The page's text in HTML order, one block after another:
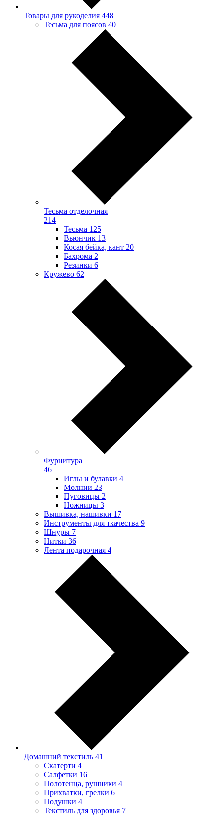
Товары для рукоделия 448
Тесьма для поясов 40
Тесьма отделочная
214
Тесьма 125
Вьюнчик 13
Косая бейка, кант 20
Бахрома 2
Резинки 6
Кружево 62
Фурнитура
46
Иглы и булавки 4
Молнии 23
Пуговицы 2
Ножницы 3
Вышивка, нашивки 17
Инструменты для ткачества 9
Шнуры 7
Нитки 36
Лента подарочная 4
Домашний текстиль 41
Скатерти 4
Салфетки 16
Полотенца, рушники 4
Прихватки, грелки 6
Подушки 4
Текстиль для здоровья 7